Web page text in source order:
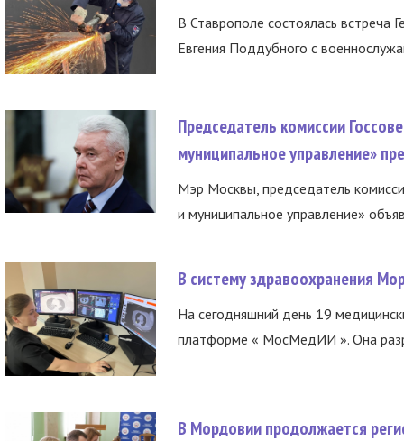
В Ставрополе состоялась встреча
Евгения Поддубного с
Председатель комиссии
муниципальное управление»
Мэр Москвы, председатель
и муниципальное управление»
В систему здравоохранения
На сегодняшний день 19
платформе « МосМедИИ ». Она
В Мордовии продолжается